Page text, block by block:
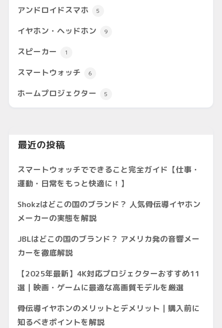
アンドロイドスマホ 5
イヤホン・ヘッドホン 9
スピーカー 1
スマートウォッチ 6
ホームプロジェクター 5
最近の投稿
スマートウォッチでできること完全ガイド【仕事・
運動・日常をもっと快適に！】
Shokzはどこの国のブランド？ 人気骨伝導イヤホン
メーカーの実態を解説
JBLはどこの国のブランド？ アメリカ発の音響メー
カーを徹底解説
【2025年最新】4K対応プロジェクターおすすめ11
選｜映画・ゲームに最適な高画質モデルを厳選
骨伝導イヤホンのメリットとデメリット｜購入前に
知るべきポイントを解説